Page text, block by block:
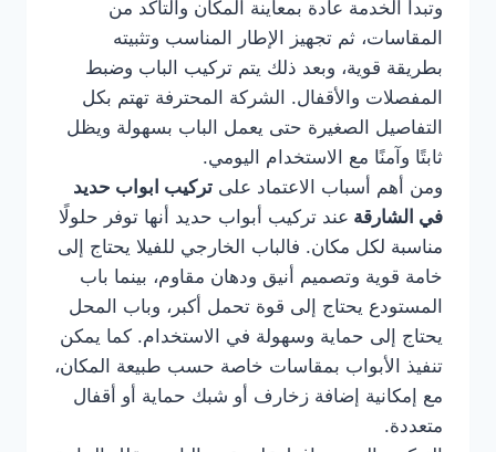
وتبدأ الخدمة عادة بمعاينة المكان والتأكد من
المقاسات، ثم تجهيز الإطار المناسب وتثبيته
بطريقة قوية، وبعد ذلك يتم تركيب الباب وضبط
المفصلات والأقفال. الشركة المحترفة تهتم بكل
التفاصيل الصغيرة حتى يعمل الباب بسهولة ويظل
ثابتًا وآمنًا مع الاستخدام اليومي.
ومن أهم أسباب الاعتماد على تركيب ابواب حديد
في الشارقة عند تركيب أبواب حديد أنها توفر حلولًا
مناسبة لكل مكان. فالباب الخارجي للفيلا يحتاج إلى
خامة قوية وتصميم أنيق ودهان مقاوم، بينما باب
المستودع يحتاج إلى قوة تحمل أكبر، وباب المحل
يحتاج إلى حماية وسهولة في الاستخدام. كما يمكن
تنفيذ الأبواب بمقاسات خاصة حسب طبيعة المكان،
مع إمكانية إضافة زخارف أو شبك حماية أو أقفال
متعددة.